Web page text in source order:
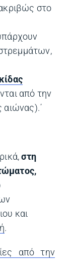
στο
από την
στη
και
.
από την